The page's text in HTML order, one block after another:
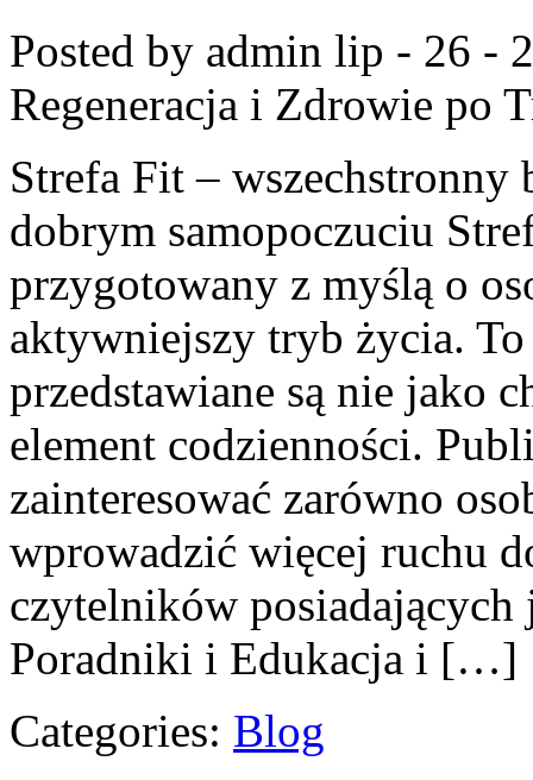
Posted by admin lip - 26 -
Regeneracja i Zdrowie po
Strefa Fit –
dobrym samopoczuciu
przygotowany z myślą o
aktywniejszy tryb życia.
przedstawiane są nie jako
element codzienności.
zainteresować zarówno
wprowadzić więcej ruchu
czytelników
Poradniki i Edukacja i […]
Categories: Blog